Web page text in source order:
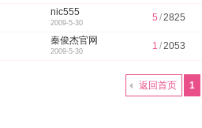
nic555
2009-5-30
5 /2825
秦俊杰官网
2009-5-30
1 /2053
1
返回首页